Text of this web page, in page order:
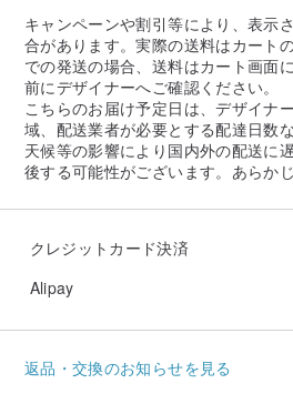
キャンペーンや割引等により、表示
合があります。実際の送料はカート
での発送の場合、送料はカート画面
前にデザイナーへご確認ください。
こちらのお届け予定日は、デザイナ
域、配送業者が必要とする配達日数
天候等の影響により国内外の配送に
後する可能性がございます。あらか
クレジットカード決済
Alipay
返品・交換のお知らせを見る